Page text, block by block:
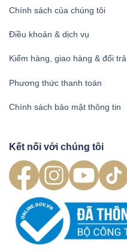
Chính sách của chúng tôi
Điều khoản & dịch vụ
Kiểm hàng, giao hàng & đổi trả
Phương thức thanh toán
Chính sách bảo mật thông tin
Kết nối với chúng tôi